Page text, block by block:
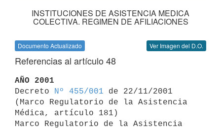
INSTITUCIONES DE ASISTENCIA MEDICA
COLECTIVA. REGIMEN DE AFILIACIONES
Documento Actualizado Ver Imagen del D.O.
Referencias al artículo 48
AÑO 2001
Decreto
Nº 455/001 de 22/11/2001
(Marco Regulatorio de la Asistencia
Médica, artículo 181)
Marco Regulatorio de la Asistencia